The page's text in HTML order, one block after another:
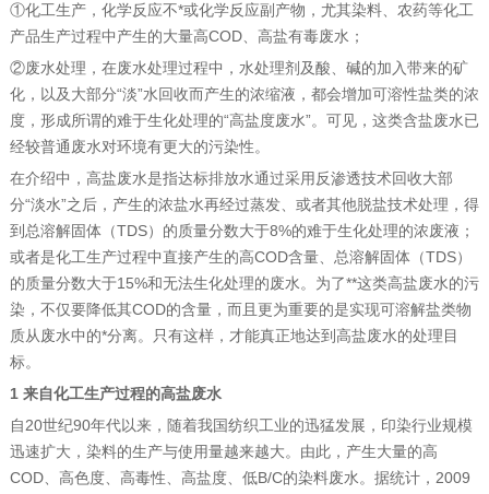
①化工生产，化学反应不*或化学反应副产物，尤其染料、农药等化工
产品生产过程中产生的大量高COD、高盐有毒废水；
②废水处理，在废水处理过程中，水处理剂及酸、碱的加入带来的矿
化，以及大部分“淡”水回收而产生的浓缩液，都会增加可溶性盐类的浓
度，形成所谓的难于生化处理的“高盐度废水”。可见，这类含盐废水已
经较普通废水对环境有更大的污染性。
在介绍中，高盐废水是指达标排放水通过采用反渗透技术回收大部
分“淡水”之后，产生的浓盐水再经过蒸发、或者其他脱盐技术处理，得
到总溶解固体（TDS）的质量分数大于8%的难于生化处理的浓废液；
或者是化工生产过程中直接产生的高COD含量、总溶解固体（TDS）
的质量分数大于15%和无法生化处理的废水。为了**这类高盐废水的污
染，不仅要降低其COD的含量，而且更为重要的是实现可溶解盐类物
质从废水中的*分离。只有这样，才能真正地达到高盐废水的处理目
标。
1 来自化工生产过程的高盐废水
自20世纪90年代以来，随着我国纺织工业的迅猛发展，印染行业规模
迅速扩大，染料的生产与使用量越来越大。由此，产生大量的高
COD、高色度、高毒性、高盐度、低B/C的染料废水。据统计，2009